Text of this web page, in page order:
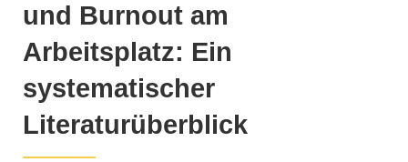
und Burnout am
Arbeitsplatz: Ein
systematischer
Literaturüberblick